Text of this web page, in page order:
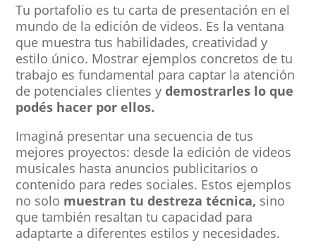
Tu portafolio es tu carta de presentación en el
mundo de la edición de videos. Es la ventana
que muestra tus habilidades, creatividad y
estilo único. Mostrar ejemplos concretos de tu
trabajo es fundamental para captar la atención
de potenciales clientes ydemostrarles lo que
podés hacer por ellos.
Imaginá presentar una secuencia de tus
mejores proyectos: desde la edición de videos
musicales hasta anuncios publicitarios o
contenido para redes sociales. Estos ejemplos
no solo muestran tu destreza técnica, sino
que también resaltan tu capacidad para
adaptarte a diferentes estilos y necesidades.